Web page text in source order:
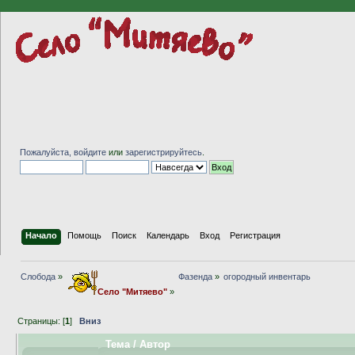
Пожалуйста, войдите или зарегистрируйтесь
Начало Помощь Поиск Календарь Вход Регистрация
Слобода »
Село "Митяево"»
Фазенда» огородный инвентарь
Страницы: [1]Вниз
Тема / Автор